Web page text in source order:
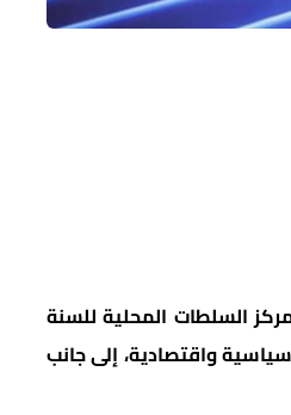
“موني إكسبو 2025” الذي ينظمه مركز السلطات المحلية للسنة
واقتصادية، إلى جانب